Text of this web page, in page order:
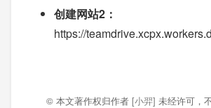
创建网站2：
https://
© 本文著作权归作者 [小羿] 未经许可，